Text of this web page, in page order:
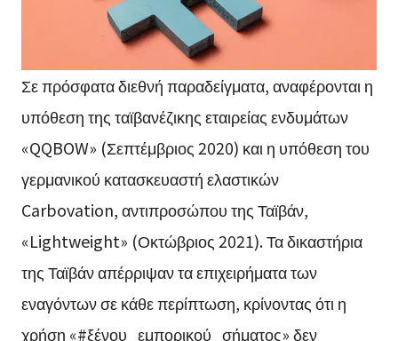
Σε πρόσφατα διεθνή παραδείγματα, αναφέρονται η
υπόθεση της ταϊβανέζικης εταιρείας ενδυμάτων
«QQBOW» (Σεπτέμβριος 2020) και η υπόθεση του
γερμανικού κατασκευαστή ελαστικών
Carbovation, αντιπροσώπου της Ταϊβάν,
«Lightweight» (Οκτώβριος 2021). Τα δικαστήρια
της Ταϊβάν απέρριψαν τα επιχειρήματα των
εναγόντων σε κάθε περίπτωση, κρίνοντας ότι η
χρήση «#ξένου_εμπορικού_σήματος» δεν